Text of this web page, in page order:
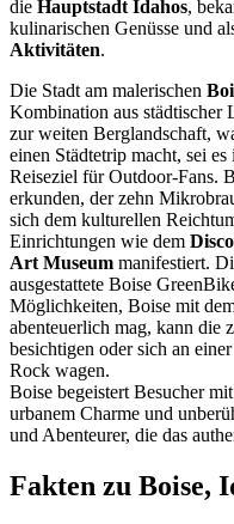
die Hauptstadt Idahos,
kulinarischen Genüsse und
Aktivitäten.
Die Stadt am malerischen
Kombination aus städtischer
zur weiten Berglandschaft,
einen Städtetrip macht, sei
Reiseziel für Outdoor-Fans.
erkunden, der zehn
sich dem kulturellen
Einrichtungen wie dem
Art Museum manifestiert.
ausgestattete Boise
Möglichkeiten, Boise mit
abenteuerlich mag, kann die
besichtigen oder sich an
Rock wagen.
Boise begeistert Besucher
urbanem Charme und
und Abenteurer, die das
Fakten zu Boise,